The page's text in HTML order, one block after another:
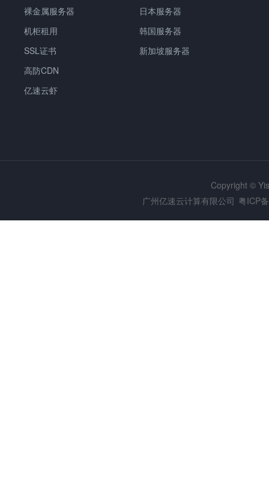
裸金属服务器
机柜租用
SSL证书
高防CDN
亿速云虾
日本服务器
韩国服务器
新加坡服务器
Copyright ©
广州亿速云计算有限公司 粤ICP